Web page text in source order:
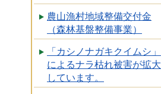
農山漁村地域整備交付金
（森林基盤整備事業）
「カシノナガキクイムシ」
によるナラ枯れ被害が拡大
しています。